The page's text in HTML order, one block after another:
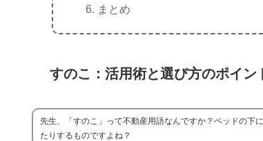
まとめ
すのこ：活用術と選び方のポイン
先生、「すのこ」って不動産用語なんですか？ベッドの下
たりするものですよね？